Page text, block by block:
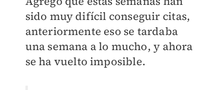
sido muy difícil conseguir citas,
anteriormente eso se tardaba
una semana a lo mucho, y ahora
se ha vuelto imposible.